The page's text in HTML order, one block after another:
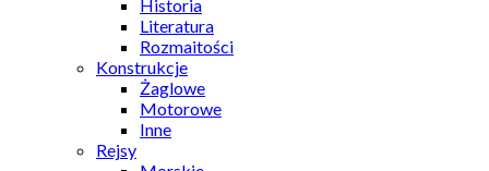
Historia
Literatura
Rozmaitości
Konstrukcje
Żaglowe
Motorowe
Inne
Rejsy